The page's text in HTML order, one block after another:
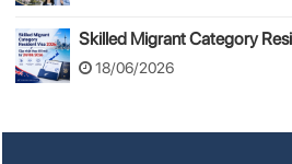
Skilled Migrant Category
nhật thay đổi mới từ 24/08/
18/06/2026